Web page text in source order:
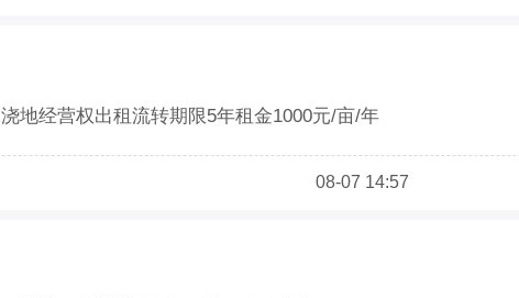
地经营权出租流转期限5年租金1000元/亩/年
08-07 14:57